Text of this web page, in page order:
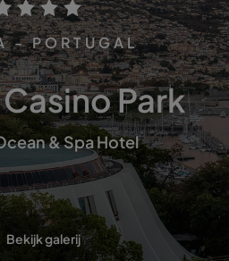
- PORTUGAL
Park
& Spa Hotel
Bekijk galerij